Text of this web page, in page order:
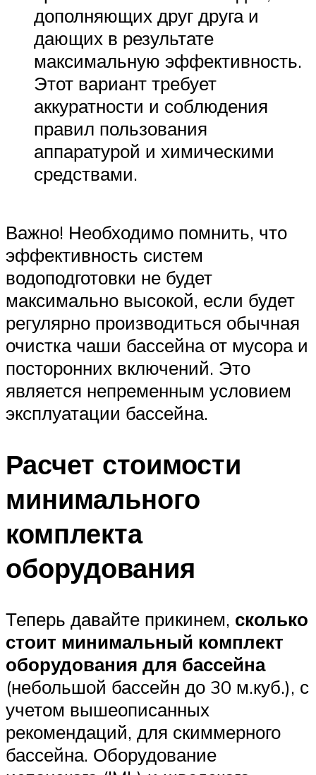
дополняющих друг друга и
дающих в результате
максимальную эффективность.
Этот вариант требует
аккуратности и соблюдения
правил пользования
аппаратурой и химическими
средствами.
Важно! Необходимо помнить, что
эффективность систем
водоподготовки не будет
максимально высокой, если будет
регулярно производиться обычная
очистка чаши бассейна от мусора и
посторонних включений. Это
является непременным условием
эксплуатации бассейна.
Расчет стоимости
минимального
комплекта
оборудования
Теперь давайте прикинем, сколько
стоит минимальный комплект
оборудования для бассейна
(небольшой бассейн до 30 м.куб.), с
учетом вышеописанных
рекомендаций, для скиммерного
бассейна. Оборудование